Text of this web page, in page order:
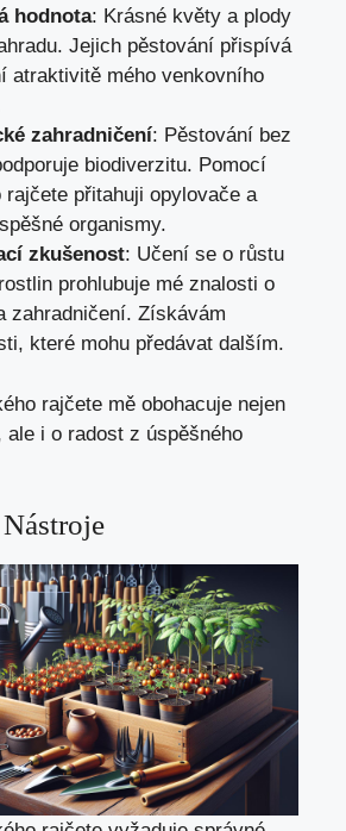
hodnota: Krásné květy a plody
Jejich pěstování přispívá
atraktivitě mého venkovního
zahradničení: Pěstování bez
biodiverzitu. Pomocí
rajčete přitahuji opylovače a
organismy.
zkušenost: Učení se o růstu
prohlubuje mé znalosti o
zahradničení. Získávám
které mohu předávat dalším.
rajčete mě obohacuje nejen
ale i o radost z úspěšného